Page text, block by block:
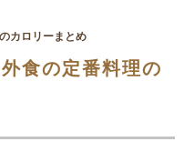
カロリーまとめ
食の定番料理の